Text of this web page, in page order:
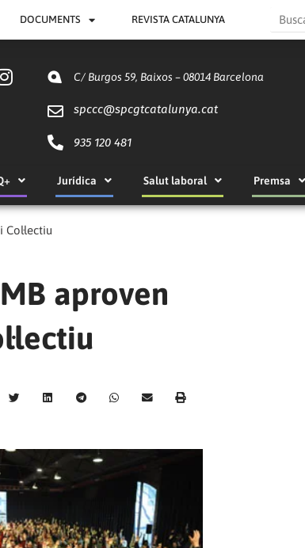
DOCUMENTS REVISTA CATALUNYA Search
C/ Burgos 59, Baixos – 08014 Barcelona
spccc@spcgtcatalunya.cat
935 120 481
Jurídica Salut laboral Premsa
aproven